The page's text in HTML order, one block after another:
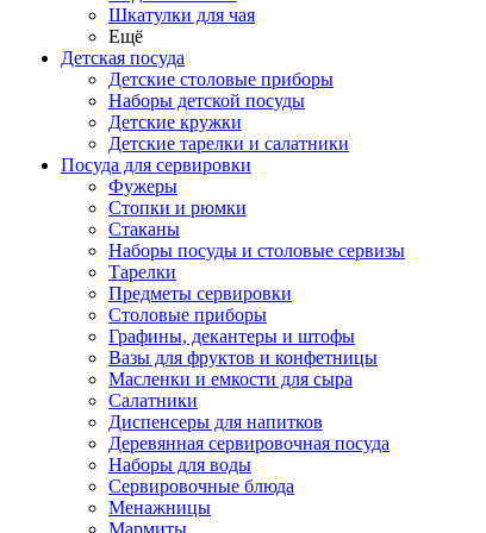
Шкатулки для чая
Ещё
Детская посуда
Детские столовые приборы
Наборы детской посуды
Детские кружки
Детские тарелки и салатники
Посуда для сервировки
Фужеры
Стопки и рюмки
Стаканы
Наборы посуды и столовые сервизы
Тарелки
Предметы сервировки
Столовые приборы
Графины, декантеры и штофы
Вазы для фруктов и конфетницы
Масленки и емкости для сыра
Салатники
Диспенсеры для напитков
Деревянная сервировочная посуда
Наборы для воды
Сервировочные блюда
Менажницы
Мармиты